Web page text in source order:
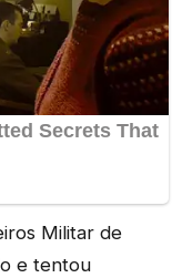
Militar de
e tentou